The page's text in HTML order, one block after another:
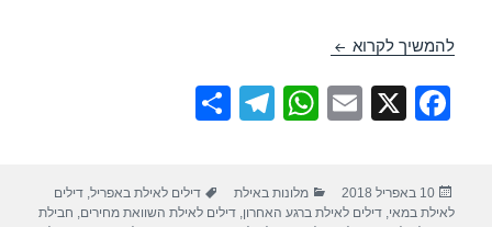
להמשיך לקרוא חופשה במלון מלכת שבא אילת – אילת 19/04/2018
F
e
X
E
W
s
T
gr
e
פורסם
בתאריך
10 באפריל 2018 קטגוריות
מלונות באילת תגיות
דילים לאילת באפריל,דילים
לאילת במאי,דילים לאילת ברגע האחרון,דילים לאילת השוואת מחירים, חבילת